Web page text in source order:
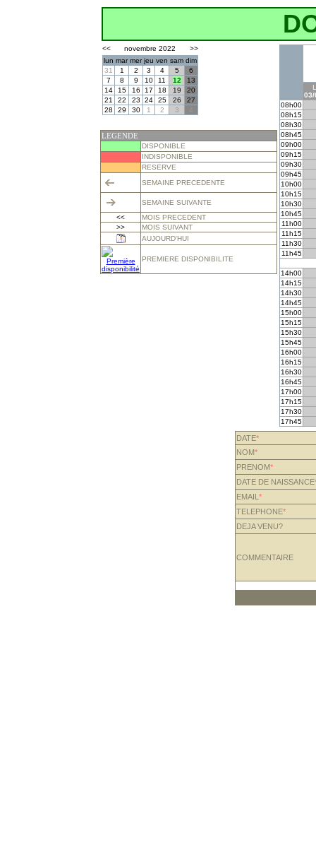
<< novembre 2022
>>
lun mar mer jeu ven sam dim
31
1 2 3 4 5
6
7
8 9 10 11 12
13
14
15 16 17 18 19
20
21
22 23 24 25 26
27
28
29 30 1 2 3
LEGENDE
DISPONIBLE
INDISPONIBLE
RESERVE
SEMAINE PRECEDENTE
SEMAINE SUIVANTE
<<
MOIS PRECEDENT
>>
MOIS SUIVANT
AUJOURD'HUI
PREMIERE DISPONIBILITE
03/
08h00
08h15
08h30
08h45
09h00
09h15
09h30
09h45
10h00
10h15
10h30
10h45
11h00
11h15
11h30
11h45
14h00
14h15
14h30
14h45
15h00
15h15
15h30
15h45
16h00
16h15
16h30
16h45
17h00
17h15
17h30
17h45
DATE*
NOM*
PRENOM*
DATE DE NAISSANCE
EMAIL *
TELEPHONE*
DEJA VENU?
COMMENTAIRE